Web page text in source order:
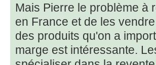
Mais Pierre le problème à
en France et de les
des produits qu'on a
marge est intéressante.